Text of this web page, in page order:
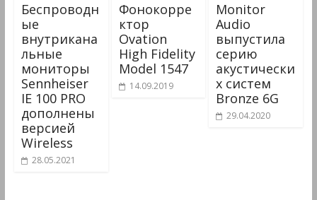
Беспроводн
ые
внутрикана
льные
мониторы
Sennheiser
IE 100 PRO
дополнены
версией
Wireless
28.05.2021
Фонокорре
ктор
Ovation
High Fidelity
Model 1547
14.09.2019
Monitor
Audio
выпустила
серию
акустически
х систем
Bronze 6G
29.04.2020